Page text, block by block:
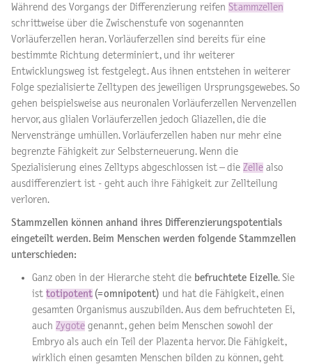
Während des Vorgangs der Differenzierung reifen Stammzellen
schrittweise über die Zwischenstufe von sogenannten
Vorläuferzellen heran. Vorläuferzellen sind bereits für eine
bestimmte Richtung determiniert, und ihr weiterer
Entwicklungsweg ist festgelegt. Aus ihnen entstehen in weiterer
Folge spezialisierte Zelltypen des jeweiligen Ursprungsgewebes. So
gehen beispielsweise aus neuronalen Vorläuferzellen Nervenzellen
hervor, aus glialen Vorläuferzellen jedoch Gliazellen, die die
Nervenstränge umhüllen. Vorläuferzellen haben nur mehr eine
begrenzte Fähigkeit zur Selbsterneuerung. Wenn die
Spezialisierung eines Zelltyps abgeschlossen ist – die Zelle also
ausdifferenziert ist - geht auch ihre Fähigkeit zur Zellteilung
verloren.
Stammzellen können anhand ihres Differenzierungspotentials
eingeteilt werden. Beim Menschen werden folgende Stammzellen
unterschieden:
Ganz oben in der Hierarche steht die befruchtete Eizelle. Sie
ist totipotent (=omnipotent) und hat die Fähigkeit, einen
gesamten Organismus auszubilden. Aus dem befruchteten Ei,
auch Zygote genannt, gehen beim Menschen sowohl der
Embryo als auch ein Teil der Plazenta hervor. Die Fähigkeit,
wirklich einen gesamten Menschen bilden zu können, geht